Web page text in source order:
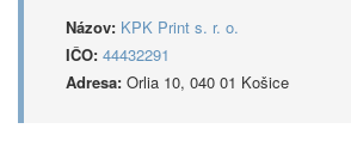
Názov: KPK Print s. r. o.
IČO: 44432291
Adresa: Orlia 10, 040 01 Košice